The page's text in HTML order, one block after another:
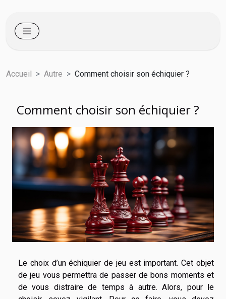
Accueil Autre Comment choisir son échiquier ?
Comment choisir son échiquier ?
Le choix d’un échiquier de jeu est important. Cet objet
de jeu vous permettra de passer de bons moments et
de vous distraire de temps à autre. Alors, pour le